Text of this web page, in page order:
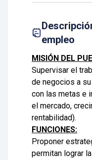
empleo
MISIÓN DEL
Supervisar el
de negocios a
con las metas e
el mercado,
rentabilidad).
FUNCIONES:
Proponer
permitan lograr